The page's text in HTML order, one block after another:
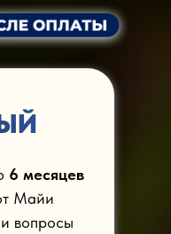
6 месяцев
Майи
вопросы